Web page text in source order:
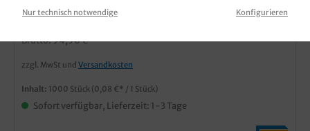
Brutto: 94,96 €
zzgl. MwSt und Versandkosten
Inhalt: 1000 Stück (0,08 €* / 1 Stück)
Sofort verfügbar, Lieferzeit: 1-3 Tage
Nur technisch notwendige Konfigurieren